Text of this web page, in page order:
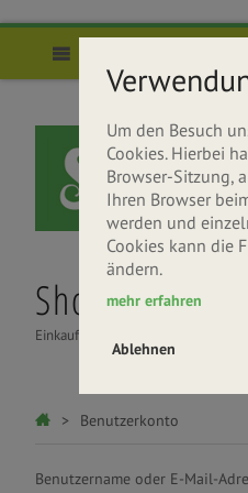
Shop
Einkaufen
Über
Haupt-Reiter
Sie sind hier
Benutzerkonto
Benutzername oder E-Mail-
Um den Besuch
Cookies. Hierbei
Browser-Sitzung,
Ihren Browser
werden und
Cookies kann die
ändern.
mehr erfahren
Ablehnen